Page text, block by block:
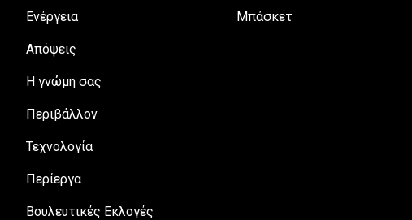
Ενέργεια
Απόψεις
H γνώμη σας
Περιβάλλον
Τεχνολογία
Περίεργα
Βουλευτικές Εκλογές
Μπάσκετ